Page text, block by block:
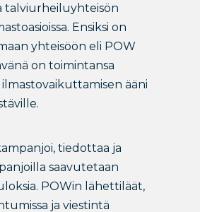
talviurheiluyhteisön
Ensiksi on
yhteisöön eli POW
on toimintansa
ääni
tiedottaa ja
saavutetaan
POWin lähettiläät,
ja viestintä